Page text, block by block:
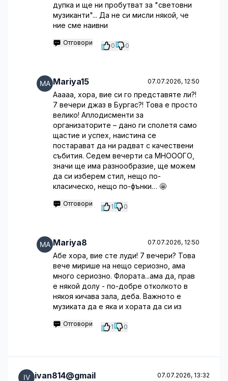
дупка и ще ни пробутват за "световни
музиканти"... Да не си мисли някой, че
ние сме наивни
Отговори 0 0
Mariya15 07.07.2026, 12:50
Ааааа, хора, вие си го представяте ли?!
7 вечери джаз в Бургас?! Това е просто
велико! Аплодисменти за
организаторите – дано ги сполетя само
щастие и успех, наистина се
постарават да ни радват с качествени
събития. Седем вечерти са МНОООГО,
значи ще има разнообразие, ще можем
да си изберем стил, нещо по-
класическо, нещо по-фънки… 🤩
Отговори 1 0
Mariya8 07.07.2026, 12:50
Абе хора, вие сте луди! 7 вечери? Това
вече мирише на нещо сериозно, ама
много сериозно. Флората...ама да, прав
е някой долу - по-добре отколкото в
някоя кичава зала, деба. Важното е
музиката да е якa и хората да си из
Отговори 1 0
ivan814@gmail 07.07.2026, 13:32